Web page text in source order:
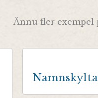
Ännu fler exempel